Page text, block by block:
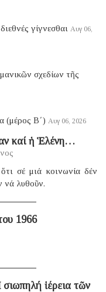
γίγνεσθαι Αυγ 06,
σχεδίων τῆς
(μέρος B΄) Αυγ 06, 2026
καί ἡ Ἑλένη…
σέ μιά κοινωνία δέν
νά λυθοῦν.
1966
ἱέρεια τῶν